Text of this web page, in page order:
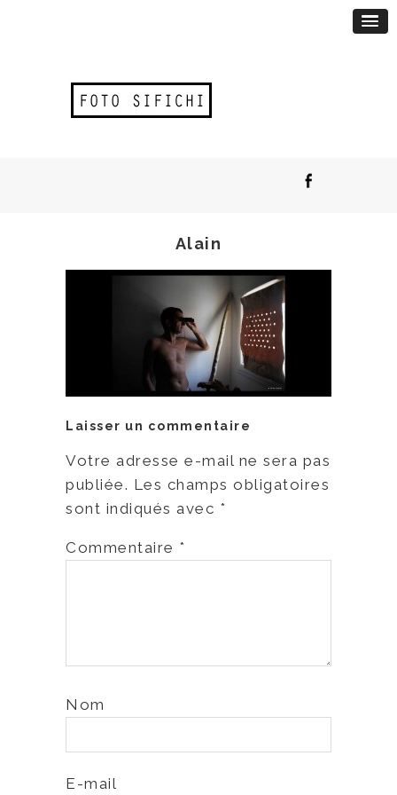
Alain
Laisser un commentaire
Votre adresse e-mail ne sera pas
publiée. Les champs obligatoires
sont indiqués avec *
Commentaire *
Nom
E-mail